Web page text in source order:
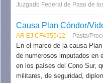
Juzgado Federal de Paso de
Causa Plan Cóndor/
AR EJ CF4955/12 Pasta/
En el marco de la causa
de numerosos imputados en
en los países del Cono Sur,
militares, de seguridad,